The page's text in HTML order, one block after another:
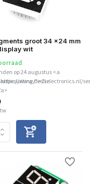
">Zie
groot 34 x24 mm
wit
op 24 augustus <a
www.benselectronics.nl/